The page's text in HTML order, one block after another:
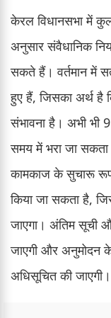
केरल विधानसभा में
अनुसार संवैधानिक
सकते हैं। वर्तमान में
हुए हैं, जिसका अर्थ है
संभावना है। अभी भी
समय में भरा जा
कामकाज के सुचारू
किया जा सकता है,
जाएगा। अंतिम सूची
जाएगी और अनुमोदन
अधिसूचित की जाएगी।